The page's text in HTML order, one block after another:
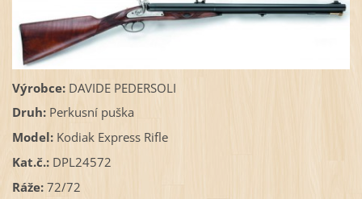
Výrobce: DAVIDE PEDERSOLI
Druh:Perkusní puška
Model: Kodiak Express Rifle
Kat.č.:DPL24572
Ráže:72/72